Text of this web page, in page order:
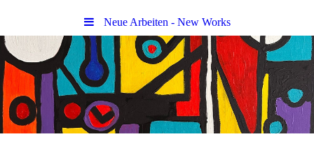
Neue Arbeiten - New Works